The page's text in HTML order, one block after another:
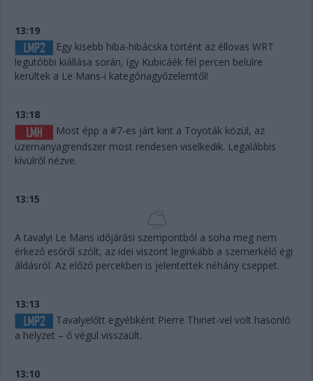
13:19
Egy kisebb hiba-hibácska történt az éllovas WRT
legutóbbi kiállása során, így Kubicáék fél percen belülre
kerültek a Le Mans-i kategóriagyőzelemtől!
13:18
Most épp a #7-es járt kint a Toyoták közül, az
üzemanyagrendszer most rendesen viselkedik. Legalábbis
kívülről nézve.
13:15
A tavalyi Le Mans időjárási szempontból a soha meg nem
érkező esőről szólt, az idei viszont leginkább a szemerkélő égi
áldásról. Az előző percekben is jelentettek néhány cseppet.
13:13
Tavalyelőtt egyébként Pierre Thiriet-vel volt hasonló
a helyzet – ő végül visszaült.
13:10